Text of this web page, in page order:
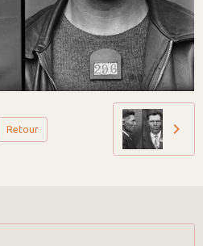
Retour